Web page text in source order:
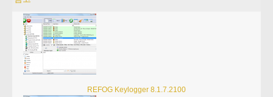
REFOG Keylogger 8.1.7.2100